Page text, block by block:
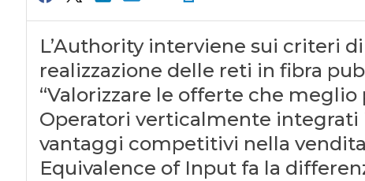
L’Authority interviene sui criteri
realizzazione delle reti in fibra
“Valorizzare le offerte che
Operatori verticalmente
vantaggi competitivi nella
Equivalence of Input fa la